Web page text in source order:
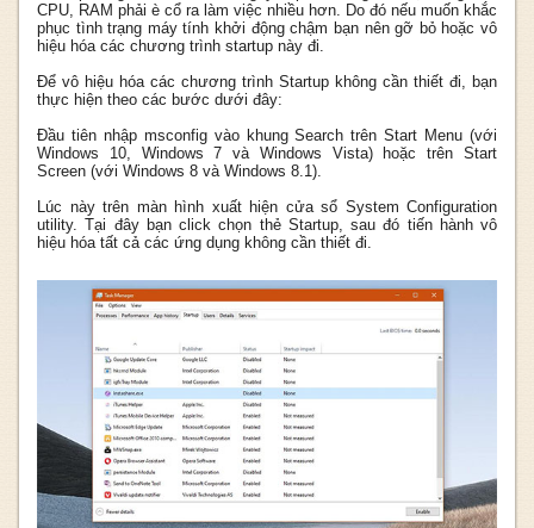
CPU, RAM phải è cổ ra làm việc nhiều hơn. Do đó nếu muốn khắc
phục tình trạng máy tính khởi động chậm bạn nên gỡ bỏ hoặc vô
hiệu hóa các chương trình startup này đi.
Để vô hiệu hóa các chương trình Startup không cần thiết đi, bạn
thực hiện theo các bước dưới đây:
Đầu tiên nhập msconfig vào khung Search trên Start Menu (với
Windows 10, Windows 7 và Windows Vista) hoặc trên Start
Screen (với Windows 8 và Windows 8.1).
Lúc này trên màn hình xuất hiện cửa sổ System Configuration
utility. Tại đây bạn click chọn thẻ Startup, sau đó tiến hành vô
hiệu hóa tất cả các ứng dụng không cần thiết đi.